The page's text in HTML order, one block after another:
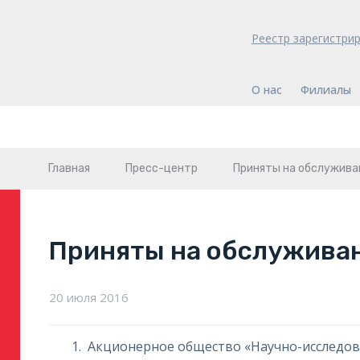
Реестр
О нас Филиалы
Главная Пресс-центр Приняты на
Приняты на
20 июля 2016
Акционерное общество «Научно-